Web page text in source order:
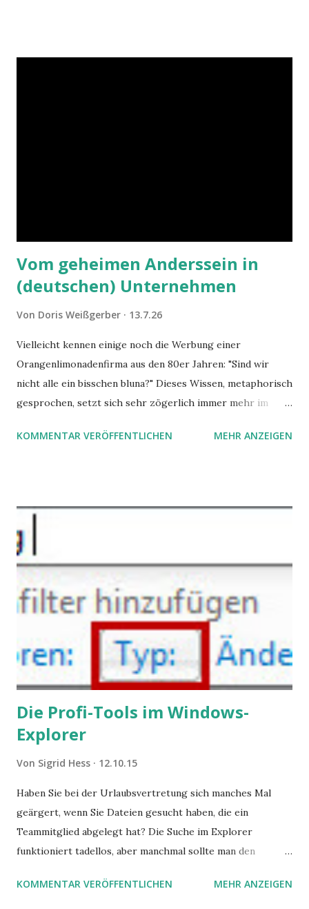
Vom geheimen Anderssein in
(deutschen) Unternehmen
Von Doris Weißgerber 13.7.26
Vielleicht kennen einige noch die Werbung einer
Orangenlimonadenfirma aus den 80er Jahren: "Sind wir
nicht alle ein bisschen bluna?" Dieses Wissen, metaphorisch
gesprochen, setzt sich sehr zögerlich immer mehr im
gleich. Im Arbeitskontext kann es zu nicht verstandenen
Angstzuständen ihrer Mitglieder. Dafür könnte es Gründe
geben, die weitgehend noch im Dunkeln zu liegen scheinen.
KOMMENTAR VERÖFFENTLICHEN MEHR ANZEIGEN
Die Profi-Tools im Windows-
Explorer
Von Sigrid Hess 12.10.15
Haben Sie bei der Urlaubsvertretung sich manches Mal
geärgert, wenn Sie Dateien gesucht haben, die ein
Teammitglied abgelegt hat? Die Suche im Explorer
funktioniert tadellos, aber manchmal sollte man den
mit UND oder ODER oder NICHT... Das geht so einfach,
KOMMENTAR VERÖFFENTLICHEN MEHR ANZEIGEN